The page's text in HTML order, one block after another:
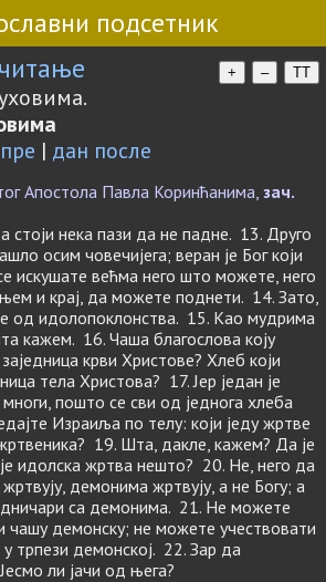
подсетник
+ – TT
| дан после
Апостола Павла Коринћанима, зач.
стоји нека пази да не падне. 13. Друго
осим човечијега; веран је Бог који
искушате већма него што можете, него
и крај, да можете поднети. 14. Зато,
од идолопоклонства. 15. Као мудрима
кажем. 16. Чаша благослова коју
крви Христове? Хлеб који
тела Христова? 17. Јер један је
пошто се сви од једнога хлеба
Израиља по телу: који једу жртве
19. Шта, дакле, кажем? Да је
идолска жртва нешто? 20. Не, него да
демонима жртвују, а не Богу; а
са демонима. 21. Не можете
чашу демонску; не можете учествовати
трпези демонској. 22. Зар да
ли јачи од њега?